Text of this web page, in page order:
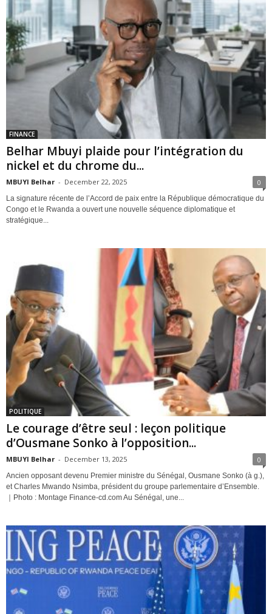
FINANCE
Belhar Mbuyi plaide pour l’intégration du
nickel et du chrome du...
MBUYI Belhar - December 22, 2025 0
La signature récente de l’Accord de paix entre la République démocratique du
Congo et le Rwanda a ouvert une nouvelle séquence diplomatique et
stratégique...
POLITIQUE
Le courage d’être seul : leçon politique
d’Ousmane Sonko à l’opposition...
MBUYI Belhar - December 13, 2025 0
Ancien opposant devenu Premier ministre du Sénégal, Ousmane Sonko (à g.),
et Charles Mwando Nsimba, président du groupe parlementaire d’Ensemble.
｜Photo : Montage Finance-cd.com Au Sénégal, une...